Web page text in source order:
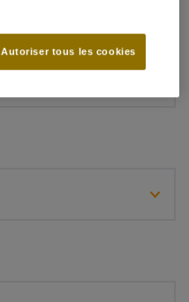
Autoriser tous les cookies